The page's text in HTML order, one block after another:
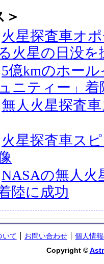
＞
火星探査車オ
火星の日没を
5億kmのホー
ニティー」着
無人火星探査
火星探査車ス
NASAの無人火
陸に成功
いて お問い合わせ
個人情
Copyright ©